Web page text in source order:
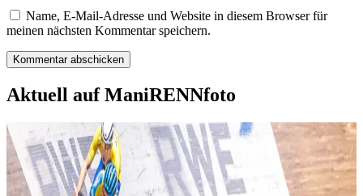
Name, E-Mail-Adresse und Website in diesem Browser für
meinen nächsten Kommentar speichern.
Aktuell auf ManiRENNfoto